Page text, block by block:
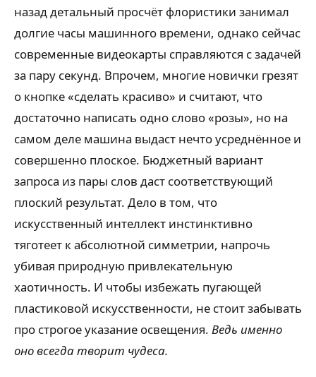
назад детальный просчёт флористики занимал
долгие часы машинного времени, однако сейчас
современные видеокарты справляются с задачей
за пару секунд. Впрочем, многие новички грезят
о кнопке «сделать красиво» и считают, что
достаточно написать одно слово «розы», но на
самом деле машина выдаст нечто усреднённое и
совершенно плоское. Бюджетный вариант
запроса из пары слов даст соответствующий
плоский результат. Дело в том, что
искусственный интеллект инстинктивно
тяготеет к абсолютной симметрии, напрочь
убивая природную привлекательную
хаотичность. И чтобы избежать пугающей
пластиковой искусственности, не стоит забывать
про строгое указание освещения. Ведь именно
оно всегда творит чудеса.